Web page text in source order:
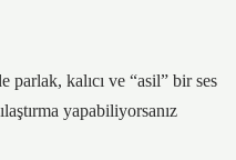
kalıcı ve “asil” bir ses
yapabiliyorsanız